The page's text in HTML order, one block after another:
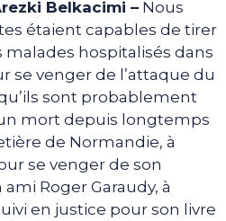
Belkacimi – Nous
étaient capables de tirer
hospitalisés dans
se venger de l’attaque du
sont probablement
mort depuis longtemps
de Normandie, à
se venger de son
Roger Garaudy, à
en justice pour son livre